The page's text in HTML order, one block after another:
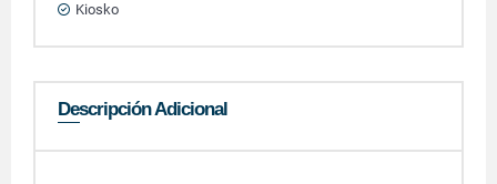
Kiosko
Descripción Adicional